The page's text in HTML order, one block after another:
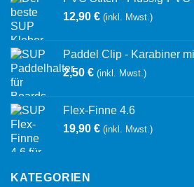
12,90 € (inkl. Mwst.)
Paddel Clip - Karabiner
2,50 € (inkl. Mwst.)
Flex-Finne 4.6
19,90 € (inkl. Mwst.)
KATEGORIEN